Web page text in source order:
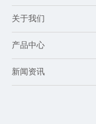
关于我们
产品中心
新闻资讯